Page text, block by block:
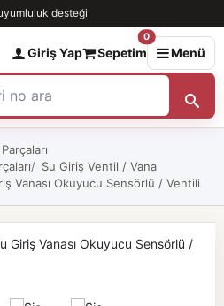
desteği
Giriş Yap Sepetim
0
Menü
Su Giriş Ventil / Vana
Vanası Okuyucu Sensörlü / Ventili